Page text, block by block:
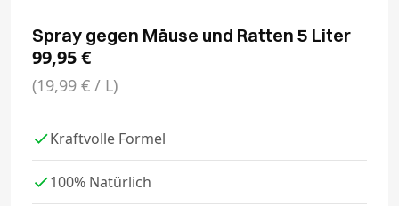
Spray gegen Mäuse und Ratten 5 Liter
99,95€
(19,99 € / L)
Kraftvolle Formel
100% Natürlich